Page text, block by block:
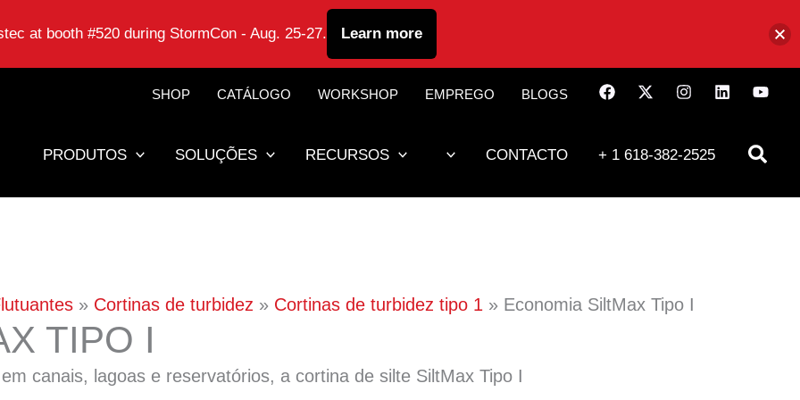
SHOP CATÁLOGO WORKSHOP EMPREGO BLOGS
PRODUTOS SOLUÇÕES RECURSOS CONTACTO + 1 618-382-2525
Cortinas de turbidez Cortinas de turbidez tipo 1 Economia SiltMax Tipo I
TIPO I
canais, lagoas e reservatórios, a cortina de silte SiltMax Tipo I
at booth #520 during StormCon - Aug. 25-27. Learn more